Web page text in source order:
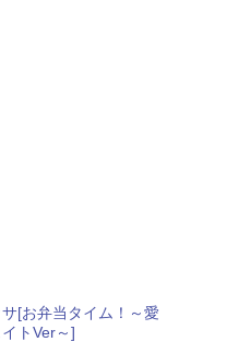
[お弁当タイム！～愛
トVer～]